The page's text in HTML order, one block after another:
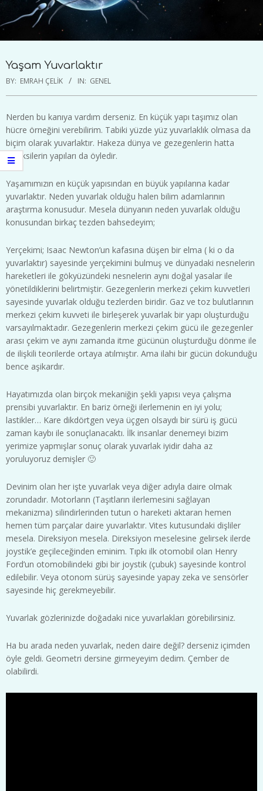
Yaşam Yuvarlaktır
BY: EMRAH ÇELIK IN: GENEL
Nerden bu kanıya vardım derseniz. En küçük yapı taşımız olan
hücre örneğini verebilirim. Tabiki yüzde yüz yuvarlaklık olmasa da
biçim olarak yuvarlaktır. Hakeza dünya ve gezegenlerin hatta
galaksilerin yapıları da öyledir.
Yaşamımızın en küçük yapısından en büyük yapılarına kadar
yuvarlaktır. Neden yuvarlak olduğu halen bilim adamlarının
araştırma konusudur. Mesela dünyanın neden yuvarlak olduğu
konusundan birkaç tezden bahsedeyim;
Yerçekimi; Isaac Newton’un kafasına düşen bir elma ( ki o da
yuvarlaktır) sayesinde yerçekimini bulmuş ve dünyadaki nesnelerin
hareketleri ile gökyüzündeki nesnelerin aynı doğal yasalar ile
yönetildiklerini belirtmiştir. Gezegenlerin merkezi çekim kuvvetleri
sayesinde yuvarlak olduğu tezlerden biridir. Gaz ve toz bulutlarının
merkezi çekim kuvveti ile birleşerek yuvarlak bir yapı oluşturduğu
varsayılmaktadır. Gezegenlerin merkezi çekim gücü ile gezegenler
arası çekim ve aynı zamanda itme gücünün oluşturduğu dönme ile
de ilişkili teorilerde ortaya atılmıştır. Ama ilahi bir gücün dokunduğu
bence aşikardır.
Hayatımızda olan birçok mekaniğin şekli yapısı veya çalışma
prensibi yuvarlaktır. En bariz örneği ilerlemenin en iyi yolu;
lastikler… Kare dikdörtgen veya üçgen olsaydı bir sürü iş gücü
zaman kaybı ile sonuçlanacaktı. İlk insanlar denemeyi bizim
yerimize yapmışlar sonuç olarak yuvarlak iyidir daha az
yoruluyoruz demişler 🙂
Devinim olan her işte yuvarlak veya diğer adıyla daire olmak
zorundadır. Motorların (Taşıtların ilerlemesini sağlayan
mekanizma) silindirlerinden tutun o hareketi aktaran hemen
hemen tüm parçalar daire yuvarlaktır. Vites kutusundaki dişliler
mesela. Direksiyon mesela. Direksiyon meselesine gelirsek ilerde
joystik’e geçileceğinden eminim. Tıpkı ilk otomobil olan Henry
Ford’un otomobilindeki gibi bir joystik (çubuk) sayesinde kontrol
edilebilir. Veya otonom sürüş sayesinde yapay zeka ve sensörler
sayesinde hiç gerekmeyebilir.
Yuvarlak gözlerinizde doğadaki nice yuvarlakları görebilirsiniz.
Ha bu arada neden yuvarlak, neden daire değil? derseniz içimden
öyle geldi. Geometri dersine girmeyeyim dedim. Çember de
olabilirdi.